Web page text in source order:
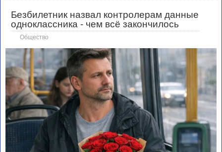
Безбилетник назвал контролерам данные
одноклассника - чем всё закончилось
Общество